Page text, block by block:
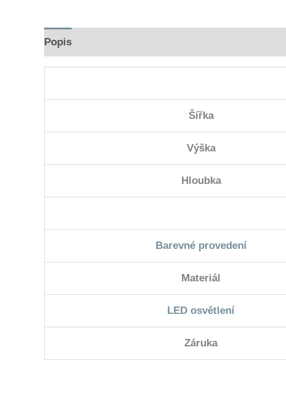
Popis
Šířka
Výška
Hloubka
Barevné provedení
Materiál
LED osvětlení
Záruka